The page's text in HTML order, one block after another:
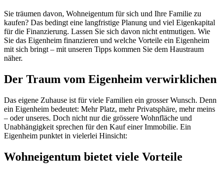
Sie träumen davon, Wohneigentum für sich und Ihre Familie zu
kaufen? Das bedingt eine langfristige Planung und viel Eigenkapital
für die Finanzierung. Lassen Sie sich davon nicht entmutigen. Wie
Sie das Eigenheim finanzieren und welche Vorteile ein Eigenheim
mit sich bringt – mit unseren Tipps kommen Sie dem Haustraum
näher.
Der Traum vom Eigenheim verwirklichen
Das eigene Zuhause ist für viele Familien ein grosser Wunsch. Denn
ein Eigenheim bedeutet: Mehr Platz, mehr Privatsphäre, mehr meins
– oder unseres. Doch nicht nur die grössere Wohnfläche und
Unabhängigkeit sprechen für den Kauf einer Immobilie. Ein
Eigenheim punktet in vielerlei Hinsicht:
Wohneigentum bietet viele Vorteile